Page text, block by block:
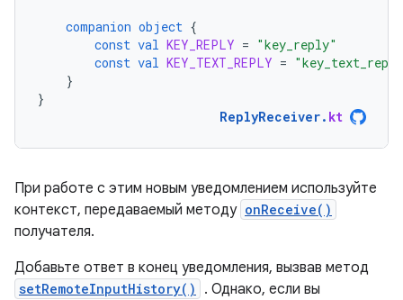
companion object {
const val KEY_REPLY = "key_reply"
const val KEY_TEXT_REPLY =
}
}
ReplyReceiver. kt
При работе с этим новым уведомлением используйте
контекст, передаваемый методу onReceive()
получателя.
Добавьте ответ в конец уведомления, вызвав метод
setRemoteInputHistory() . Однако, если вы